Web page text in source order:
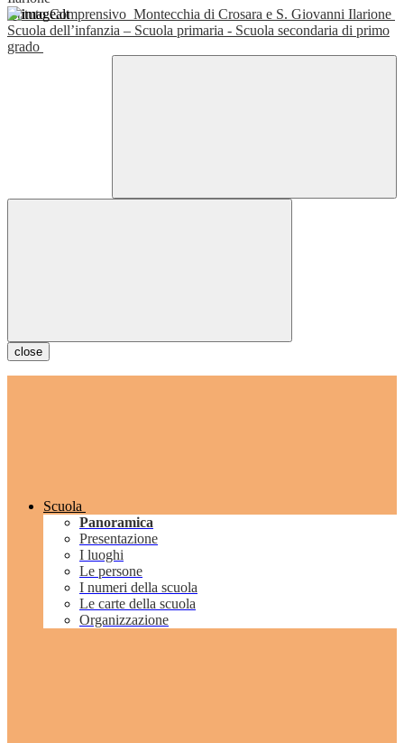
Istituto Comprensivo Montecchia di Crosara e S. Giovanni Ilarione
Scuola dell’infanzia – Scuola primaria - Scuola secondaria di primo
grado
close
Scuola
Panoramica
Presentazione
I luoghi
Le persone
I numeri della scuola
Le carte della scuola
Organizzazione